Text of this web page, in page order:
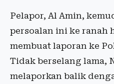
Pelapor, Al Amin,
persoalan ini ke ranah
membuat laporan ke
Tidak berselang lama,
melaporkan balik